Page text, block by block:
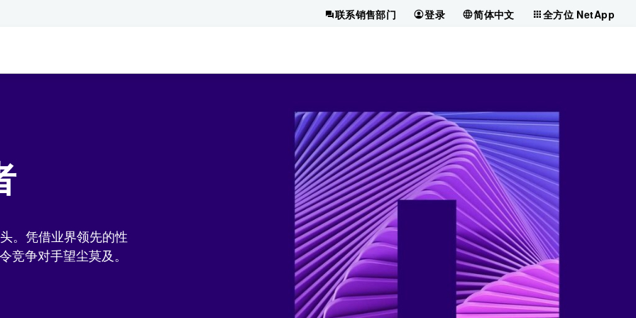
联系销售部门 登录 简体中文 全方位 NetApp
。凭借业界领先的性
竞争对手望尘莫及。